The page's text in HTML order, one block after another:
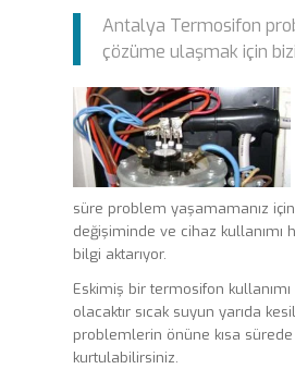
Antalya Termosifon
çözüme ulaşmak için
süre problem yaşamamanız
değişiminde ve cihaz kullanımı
bilgi aktarıyor.
Eskimiş bir termosifon kullanımı
olacaktır sıcak suyun yarıda
problemlerin önüne kısa sürede
kurtulabilirsiniz.